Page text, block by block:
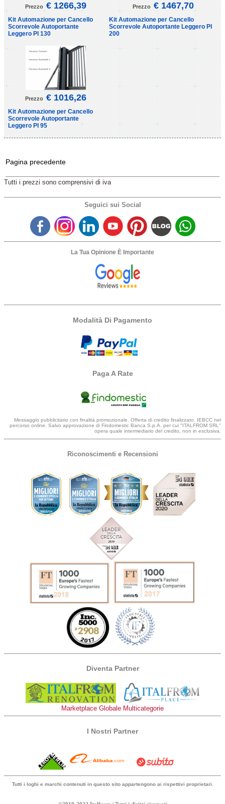
Prezzo € 1266,39
Kit Automazione per Cancello
Scorrevole Autoportante
Leggero PI 130
Prezzo € 1467,70
Kit Automazione per Cancello
Scorrevole Autoportante Leggero PI
200
Prezzo € 1016,26
Kit Automazione per Cancello
Scorrevole Autoportante
Leggero PI 95
Pagina precedente
Tutti i prezzi sono comprensivi di iva
Seguici sui Social
La Tua Opinione È Importante
Modalità Di Pagamento
Paga A Rate
Messaggio pubblicitario con finalità promozionale. Offerta di credito finalizzato. IEBCC nel
percorso online. Salvo approvazione di Findomestic Banca S.p.A. per cui "ITALFROM SRL"
opera quale intermediario del credito, non in esclusiva.
Riconoscimenti e Recensioni
Diventa Partner
Marketplace Globale Multicategorie
I Nostri Partner
Tutti i loghi e marchi contenuti in questo sito appartengono ai rispettivi proprietari.